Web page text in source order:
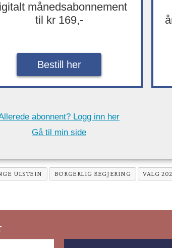
månedsabonnement
til kr 169,-
Bestill her
abonnent? Logg inn her
Gå til min side
ULSTEIN BORGERLIG REGJERING VALG